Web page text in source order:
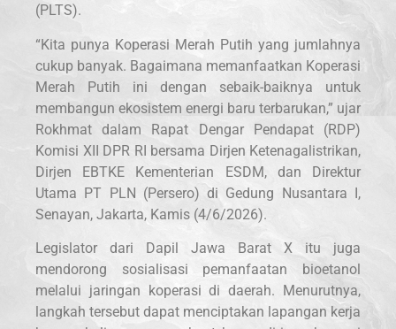
(PLTS).
“Kita punya Koperasi Merah Putih yang jumlahnya
cukup banyak. Bagaimana memanfaatkan Koperasi
Merah Putih ini dengan sebaik-baiknya untuk
membangun ekosistem energi baru terbarukan,” ujar
Rokhmat dalam Rapat Dengar Pendapat (RDP)
Komisi XII DPR RI bersama Dirjen Ketenagalistrikan,
Dirjen EBTKE Kementerian ESDM, dan Direktur
Utama PT PLN (Persero) di Gedung Nusantara I,
Senayan, Jakarta, Kamis (4/6/2026).
Legislator dari Dapil Jawa Barat X itu juga
mendorong sosialisasi pemanfaatan bioetanol
melalui jaringan koperasi di daerah. Menurutnya,
langkah tersebut dapat menciptakan lapangan kerja